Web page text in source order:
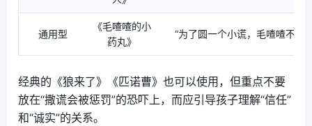
通用型
《毛喳喳的小
药丸》
“为了圆一个小谎，毛喳喳不得
经典的《狼来了》《匹诺曹》也可以使用，但重点不要
放在“撒谎会被惩罚”的恐吓上，而应引导孩子理解“信任”
和“诚实”的关系。